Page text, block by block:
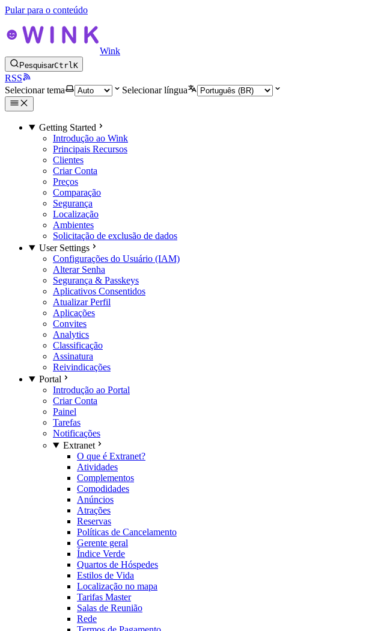
Pular para o conteúdo
Wink
PesquisarCtrlK
RSS
Selecionar tema
Selecionar língua
Getting Started
Introdução ao Wink
Principais Recursos
Clientes
Criar Conta
Preços
Comparação
Segurança
Localização
Ambientes
Solicitação de exclusão de dados
User Settings
Configurações do Usuário (IAM)
Alterar Senha
Segurança & Passkeys
Aplicativos Consentidos
Atualizar Perfil
Aplicações
Convites
Analytics
Classificação
Assinatura
Reivindicações
Portal
Introdução ao Portal
Criar Conta
Painel
Tarefas
Notificações
Extranet
O que é Extranet?
Atividades
Complementos
Comodidades
Anúncios
Atrações
Reservas
Políticas de Cancelamento
Gerente geral
Índice Verde
Quartos de Hóspedes
Estilos de Vida
Localização no mapa
Tarifas Master
Salas de Reunião
Rede